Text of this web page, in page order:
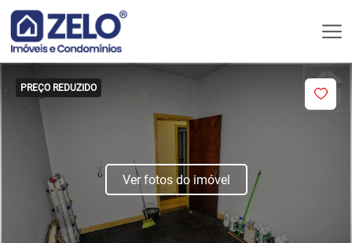
PREÇO REDUZIDO
Ver fotos do imóvel